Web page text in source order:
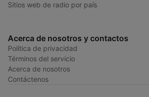
Sitios web de radio por país
Acerca de nosotros y contactos
Política de privacidad
Términos del servicio
Acerca de nosotros
Contáctenos